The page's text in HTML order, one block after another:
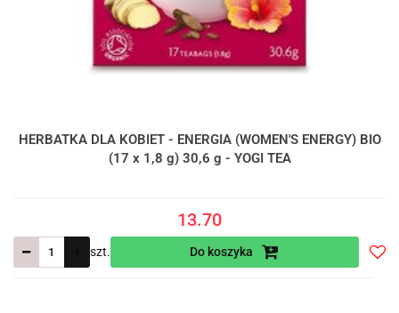
HERBATKA DLA KOBIET - ENERGIA (WOMEN'S ENERGY) BIO
(17 x 1,8 g) 30,6 g - YOGI TEA
13.70
szt. Do koszyka